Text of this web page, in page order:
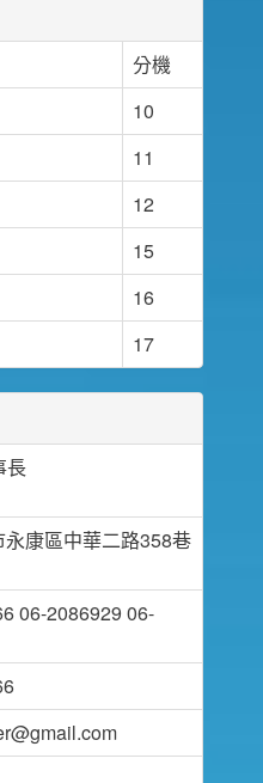
分機
10
11
12
15
16
17
長
康區中華二路358巷
06-2086929 06-